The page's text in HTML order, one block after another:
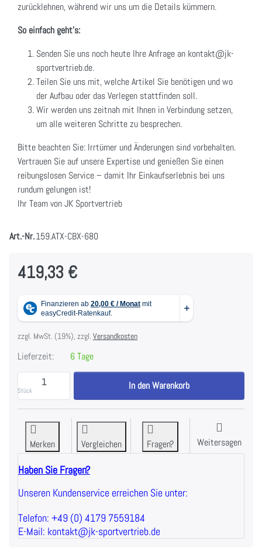
zurücklehnen, während wir uns um die Details kümmern.
So einfach geht's:
Senden Sie uns noch heute Ihre Anfrage an kontakt@jk-
sportvertrieb.de.
Teilen Sie uns mit, welche Artikel Sie benötigen und wo
der Aufbau oder das Verlegen stattfinden soll.
Wir werden uns zeitnah mit Ihnen in Verbindung setzen,
um alle weiteren Schritte zu besprechen.
Bitte beachten Sie: Irrtümer und Änderungen sind vorbehalten.
Vertrauen Sie auf unsere Expertise und genießen Sie einen
reibungslosen Service – damit Ihr Einkaufserlebnis bei uns
rundum gelungen ist!
Ihr Team von JK Sportvertrieb
Art.-Nr.159.ATX-CBX-680
419,33 €
zzgl. MwSt. (19%), zzgl. Versandkosten
Lieferzeit: 6 Tage
Stück
ATX Curved Incline Bench zu 419,33 €, Menge 1.
In den Warenkorb
Merken Vergleichen Fragen? Weitersagen
Haben Sie Fragen?
Unseren Kundenservice erreichen Sie unter:
Telefon: +49 (0) 4179 7559184
E-Mail: kontakt@jk-sportvertrieb.de